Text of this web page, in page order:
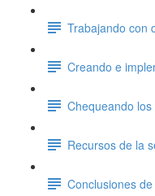
Trabajando con
Creando e
Chequeando
Recursos de la
Conclusiones